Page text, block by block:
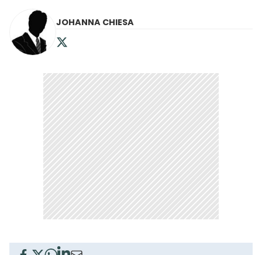
JOHANNA CHIESA